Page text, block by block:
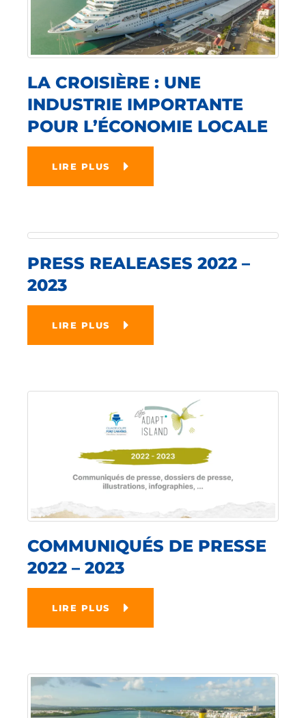
LA CROISIÈRE : UNE
INDUSTRIE IMPORTANTE
POUR L’ÉCONOMIE LOCALE
LIRE PLUS
PRESS REALEASES 2022 –
2023
LIRE PLUS
COMMUNIQUÉS DE PRESSE
2022 – 2023
LIRE PLUS